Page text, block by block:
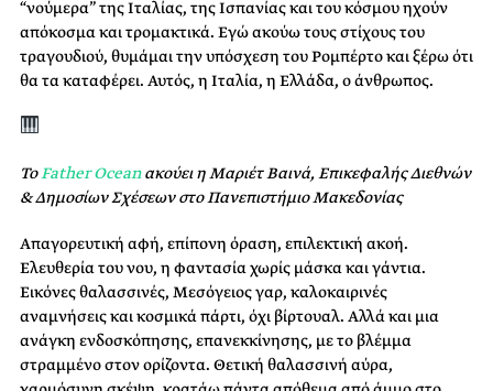
“νούμερα” της Ιταλίας, της Ισπανίας και του κόσμου ηχούν
απόκοσμα και τρομακτικά. Εγώ ακούω τους στίχους του
τραγουδιού, θυμάμαι την υπόσχεση του Ρομπέρτο και ξέρω ότι
θα τα καταφέρει. Αυτός, η Ιταλία, η Ελλάδα, ο άνθρωπος.
ΤοFather Oceanακούει η Μαριέτ Βαινά, Επικεφαλής Διεθνών
& Δημοσίων Σχέσεων στο Πανεπιστήμιο Μακεδονίας
Απαγορευτική αφή, επίπονη όραση, επιλεκτική ακοή.
Ελευθερία του νου, η φαντασία χωρίς μάσκα και γάντια.
Εικόνες θαλασσινές, Μεσόγειος γαρ, καλοκαιρινές
αναμνήσεις και κοσμικά πάρτι, όχι βίρτουαλ. Αλλά και μια
ανάγκη ενδοσκόπησης, επανεκκίνησης, με το βλέμμα
στραμμένο στον ορίζοντα. Θετική θαλασσινή αύρα,